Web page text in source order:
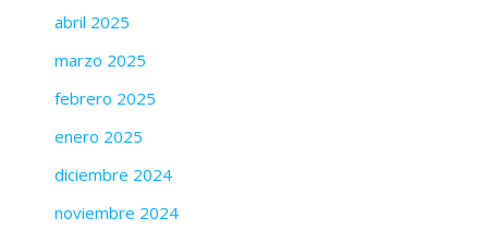
abril 2025
marzo 2025
febrero 2025
enero 2025
diciembre 2024
noviembre 2024